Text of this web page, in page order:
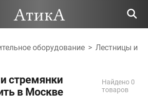
оборудование > Лестницы и
стремянки
в Москве
Найдено 0
товаров